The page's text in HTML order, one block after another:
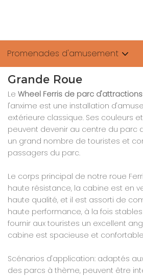
Promenades d'amusement
Grande Roue
Le Wheel Ferris de parc
l'anxime est une installation
extérieure classique. Ses couleurs
peuvent devenir au centre du parc
un grand nombre de touristes et
passagers du parc.
Le corps principal de notre roue
haute résistance, la cabine est en
haute qualité, et il est assorti de
haute performance, à la fois
fournir aux touristes un excellent
cabine est spacieuse et
Scénarios d'application: adaptés
des parcs à thème, peuvent être